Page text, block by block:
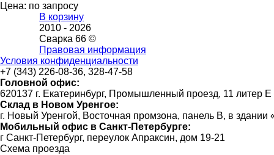
Цена: по запросу
В корзину
2010 - 2026
Сварка 66 ©
Правовая информация
Условия конфиденциальности
+7 (343) 226-08-36, 328-47-58
Головной офис:
620137 г. Екатеринбург, Промышленный проезд, 11 литер Е
Склад в Новом Уренгое:
г. Новый Уренгой, Восточная промзона, панель В, в
Мобильный офис в Санкт-Петербурге:
г Санкт-Петербург, переулок Апраксин, дом 19-21
Схема проезда